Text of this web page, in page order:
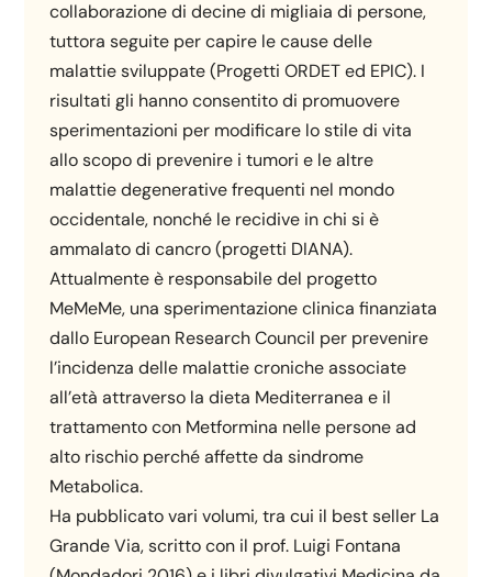
collaborazione di decine di migliaia di persone,
tuttora seguite per capire le cause delle
malattie sviluppate (Progetti ORDET ed EPIC). I
risultati gli hanno consentito di promuovere
sperimentazioni per modificare lo stile di vita
allo scopo di prevenire i tumori e le altre
malattie degenerative frequenti nel mondo
occidentale, nonché le recidive in chi si è
ammalato di cancro (progetti DIANA).
Attualmente è responsabile del progetto
MeMeMe, una sperimentazione clinica finanziata
dallo European Research Council per prevenire
l’incidenza delle malattie croniche associate
all’età attraverso la dieta Mediterranea e il
trattamento con Metformina nelle persone ad
alto rischio perché affette da sindrome
Metabolica.
Ha pubblicato vari volumi, tra cui il best seller La
Grande Via, scritto con il prof. Luigi Fontana